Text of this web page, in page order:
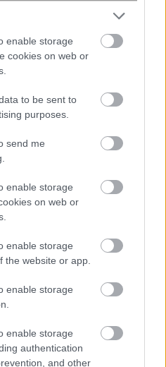
enable storage
cookies on web or
to be sent to
purposes.
send me
enable storage
on web or
enable storage
the website or app.
enable storage
enable storage
authentication
and other
ΦΟΡΟΛΟΓΙΚΟ ΔΙΑΖΥΓΙΟ
τις ταμειακές μηχανές:
για να αποφύγετε τα
Λήγει η προθεσμία
Ποια Ταμεία αφορά